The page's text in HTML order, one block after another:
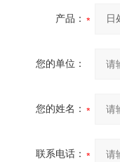
产品：
您的单位：
您的姓名：
联系电话：